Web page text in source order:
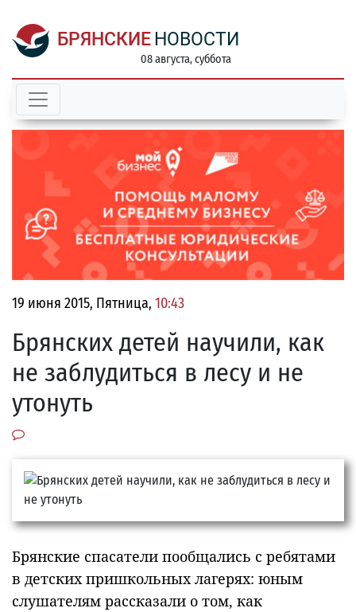
БРЯНСКИЕ НОВОСТИ
08 августа, суббота
19 июня 2015, Пятница, 10:43
Брянских детей научили, как
не заблудиться в лесу и не
утонуть
Брянские спасатели пообщались с ребятами
в детских пришкольных лагерях: юным
слушателям рассказали о том, как